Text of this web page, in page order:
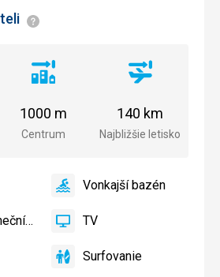
Informácie
Vzdialenosť
centra
Centrum
1000 m
Vzdialenosť
letiska
Najbližšie letisko
140 km
VonkajšíVonkajší bazén
áno
Lehátka a slnečníky pri bazéne zadarmo TV TV
áno
Surfovanie
Surfovanie
áno